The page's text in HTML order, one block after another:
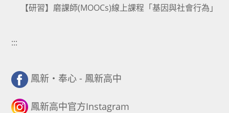
【研習】磨課師(MOOCs)線上課程「基因與社會行為」
:::
鳳新・奉心 - 鳳新高中
鳳新高中官方Instagram